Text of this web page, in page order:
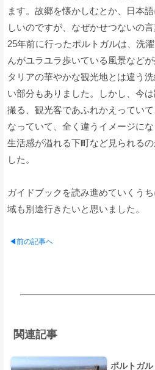
ます。故郷を懐かしむとか、日本
しいのですが、なぜかせつないの
25年前に行ったポルトガルは、洗
んがユラユラ歩いている風景など
タリアの華やかな観光地とは違う
い部分もありました。しかし、今
撮る、観光客であふれかえってい
なっていて、全く違うイメージにな
生活感が溢れる下町など見られる
した。
ガイドブックを読み進めていくう
域も別途行きたいと思いました。
◀前の記事へ
関連記事
ポルトガ